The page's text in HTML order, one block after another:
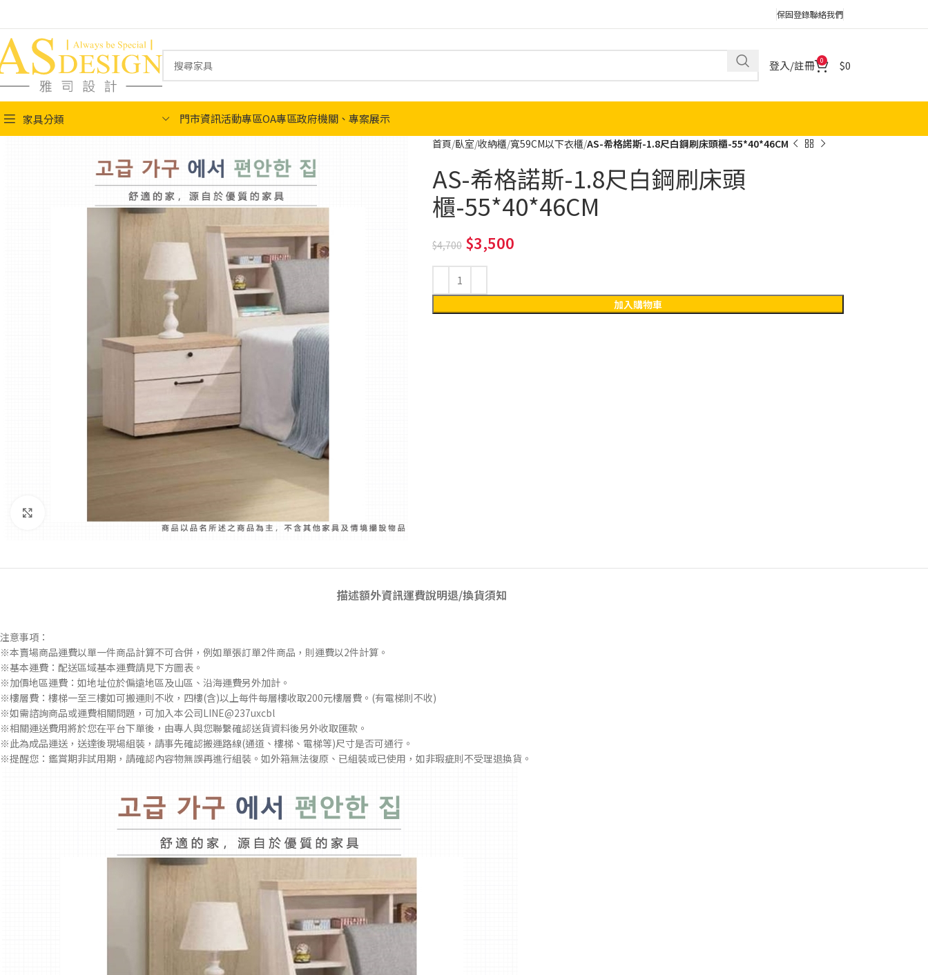
保固登錄聯絡我們
登入/註冊 0 0
家具分類 門市資訊活動專區OA專區政府機關、專案展示
首頁 臥室 收納櫃 寬59CM以下衣櫃 AS-希格諾斯-1.8尺白鋼刷床頭櫃-55*40*46CM
AS-希格諾斯-1.8尺白鋼刷床頭
櫃-55*40*46CM
4,700 3,500
加入購物車
描述額外資訊運費說明退/換貨須知
注意事項：
※本賣場商品運費以單一件商品計算不可合併，例如單張訂單2件商品，則運費以2件計算。
※基本運費：配送區域基本運費請見下方圖表。
※加價地區運費：如地址位於偏遠地區及山區、沿海運費另外加計。
※樓層費：樓梯一至三樓如可搬運則不收，四樓(含)以上每件每層樓收取200元樓層費。(有電梯則不收)
※如需諮詢商品或運費相關問題，可加入本公司LINE@237uxcbl
※相關運送費用將於您在平台下單後，由專人與您聯繫確認送貨資料後另外收取匯款。
※此為成品運送，送達後現場組裝，請事先確認搬運路線(通道、樓梯、電梯等)尺寸是否可通行。
※提醒您：鑑賞期非試用期，請確認內容物無誤再進行組裝。如外箱無法復原、已組裝或已使用，如非瑕疵則不受理退換貨。